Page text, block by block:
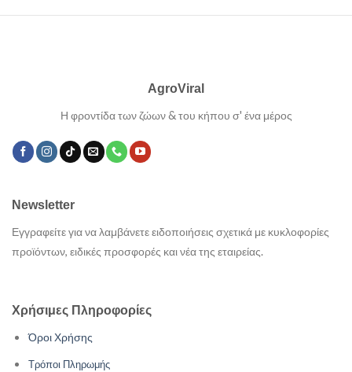
AgroViral
Η φροντίδα των ζώων & του κήπου σ' ένα μέρος
Χρήσιμες Πληροφορίες
Όροι Χρήσης
Τρόποι Πληρωμής
Newsletter
Εγγραφείτε για να λαμβάνετε ειδοποιήσεις σχετικά με κυκλοφορίες
προϊόντων, ειδικές προσφορές και νέα της εταιρείας.